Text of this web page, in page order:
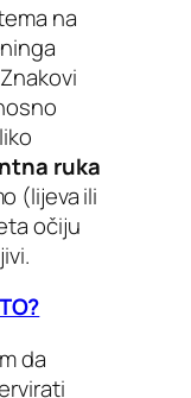
na
ruka
(lijeva ili
očiju
da